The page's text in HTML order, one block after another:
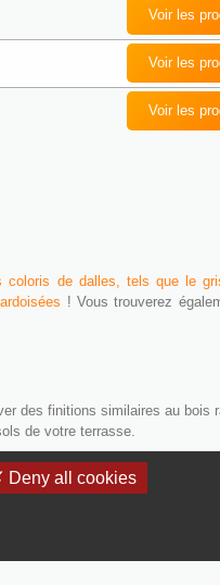
Voir les
Voir les
Voir les
coloris de dalles, tels que le
! Vous trouverez
des finitions similaires au bois
de votre terrasse.
Deny all cookies